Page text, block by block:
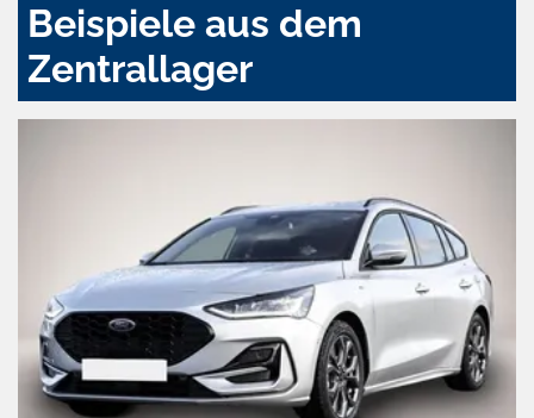
Beispiele aus dem
Zentrallager